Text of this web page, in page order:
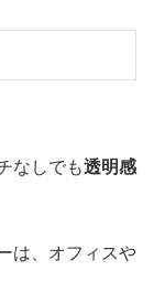
なしでも透明感
は、オフィスや